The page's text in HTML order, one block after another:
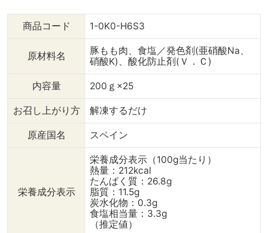
商品コード 1-0K0-H6S3
原材料名
豚もも肉、食塩／発色剤(亜硝酸Na、
硝酸K)、酸化防止剤(Ｖ．Ｃ)
内容量 200ｇ×25
お召し上がり方 解凍するだけ
原産国名 スペイン
栄養成分表示
栄養成分表示（100g当たり）
熱量：212kcal
たんぱく質：26.8g
脂質：11.5g
炭水化物：0.3g
食塩相当量：3.3g
（推定値）